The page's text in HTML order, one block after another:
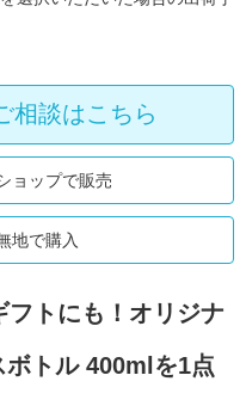
相談はこちら
ョップで販売
地で購入
トにも！オリジナ
トル 400mlを1点